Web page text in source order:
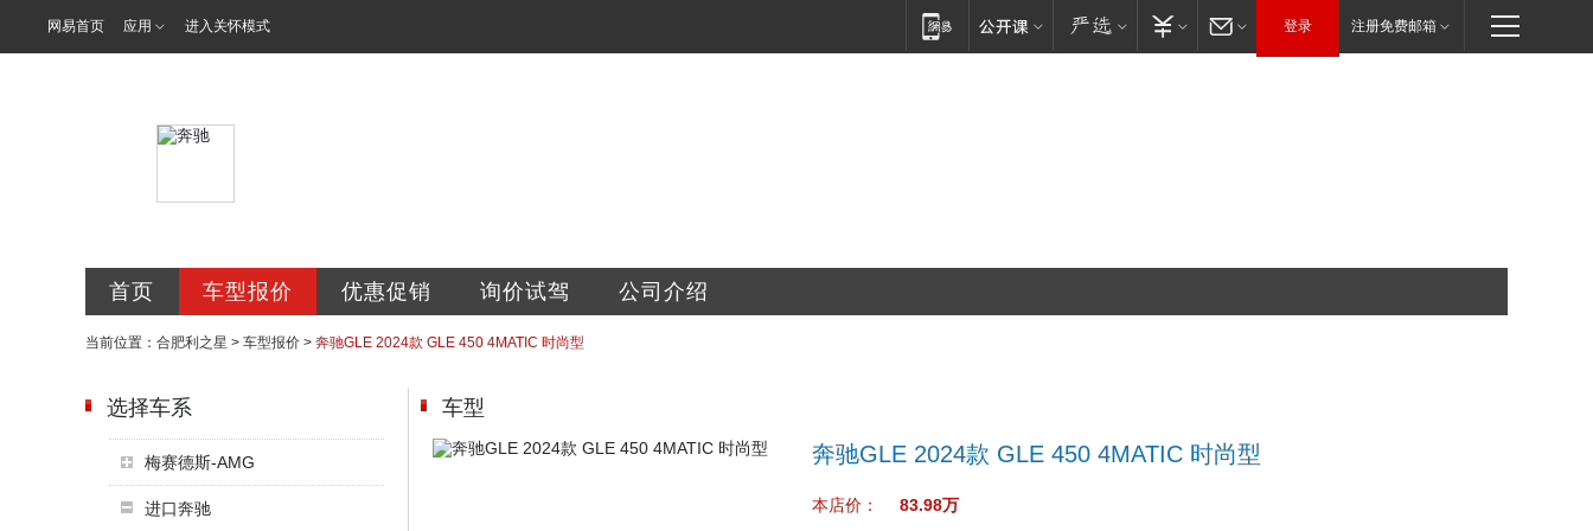
网易首页 应用 进入关怀模式 登录 注册免费邮箱
首页 车型报价 优惠促销 询价试驾 公司介绍
当前位置： 合肥利之星 > 车型报价 > 奔驰GLE 2024款 GLE 450 4MATIC 时尚型
选择车系
梅赛德斯-AMG
进口奔驰
车型
奔驰GLE 2024款 GLE 450 4MATIC 时尚型
本店价： 83.98万